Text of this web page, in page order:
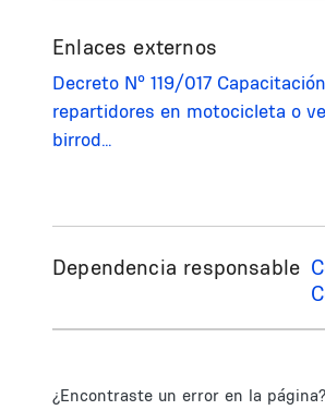
Enlaces externos
Decreto Nº 119/017
repartidores en motocicleta o
birrod…
Dependencia responsable
¿Encontraste un error en la página?